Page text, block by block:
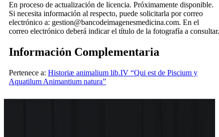
En proceso de actualización de licencia. Próximamente disponible.
Si necesita información al respecto, puede solicitarla por correo
electrónico a: gestion@bancodeimagenesmedicina.com. En el
correo electrónico deberá indicar el título de la fotografía a consultar.
Información Complementaria
Pertenece a: Historiæ animalium lib.IV “Qui est de Piscium y
Aquatilum Animantium natura”